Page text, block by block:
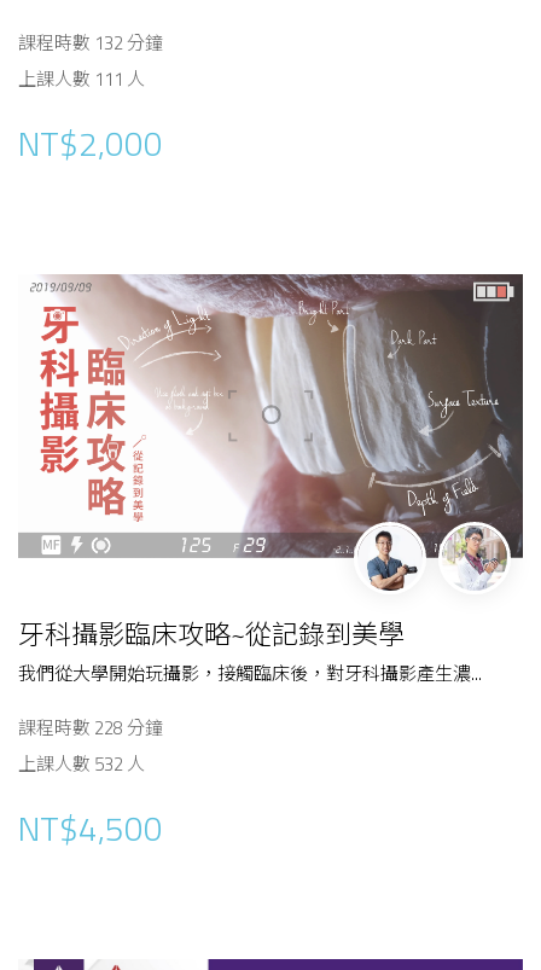
課程時數 132 分鐘
上課人數 111 人
NT$2,000
牙科攝影臨床攻略~從記錄到美學
我們從大學開始玩攝影，接觸臨床後，對牙科攝影產生濃...
課程時數 228 分鐘
上課人數 532 人
NT$4,500